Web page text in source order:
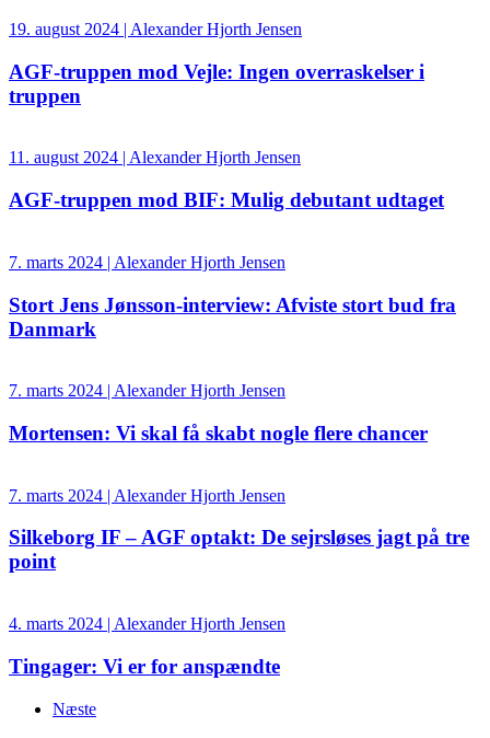
19. august 2024 | Alexander Hjorth Jensen
AGF-truppen mod Vejle: Ingen overraskelser i
truppen
11. august 2024 | Alexander Hjorth Jensen
AGF-truppen mod BIF: Mulig debutant udtaget
7. marts 2024 | Alexander Hjorth Jensen
Stort Jens Jønsson-interview: Afviste stort bud fra
Danmark
7. marts 2024 | Alexander Hjorth Jensen
Mortensen: Vi skal få skabt nogle flere chancer
7. marts 2024 | Alexander Hjorth Jensen
Silkeborg IF – AGF optakt: De sejrsløses jagt på tre
point
4. marts 2024 | Alexander Hjorth Jensen
Tingager: Vi er for anspændte
Næste